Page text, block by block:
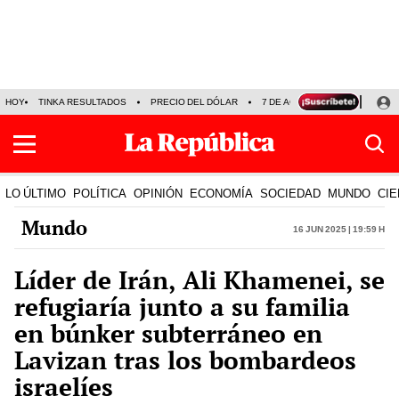
HOY TINKA RESULTADOS PRECIO DEL DÓLAR 7 DE AGOSTO OLLANTA
LO ÚLTIMO POLÍTICA OPINIÓN ECONOMÍA SOCIEDAD MUNDO
Mundo 16 Jun 2025 | 19:59 h
Líder de Irán, Ali Khamenei, se
refugiaría junto a su familia
en búnker subterráneo en
Lavizan tras los bombardeos
israelíes